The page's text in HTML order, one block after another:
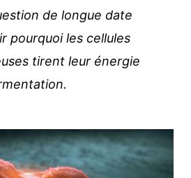
de longue date
pourquoi les cellules
tirent leur énergie